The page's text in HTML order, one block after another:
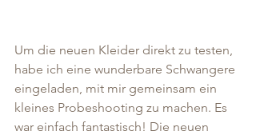
Um die neuen Kleider direkt zu testen,
habe ich eine wunderbare Schwangere
eingeladen, mit mir gemeinsam ein
kleines Probeshooting zu machen. Es
war einfach fantastisch! Die neuen